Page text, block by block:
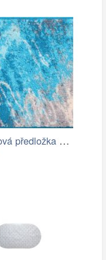
Koupelnová předložka MAGMA